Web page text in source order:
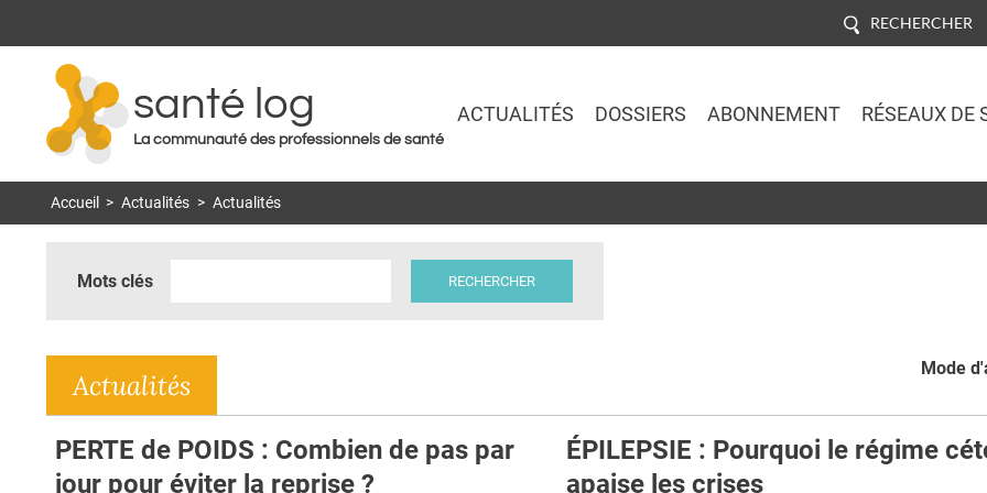
RECHERCHER
santé log
La communauté des professionnels de santé
ACTUALITÉS DOSSIERS ABONNEMENT RÉSEAUX DE
Accueil > Actualités > Actualités
Mots clés
Mode
Actualités
PERTE de POIDS : Combien de pas par
jour pour éviter la reprise ?
ÉPILEPSIE : Pourquoi le régime
apaise les crises